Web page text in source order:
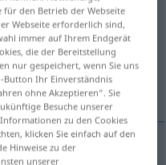
antippen)
den Betrieb der Webseite
Webseite erforderlich sind,
immer auf Ihrem Endgerät
die der Bereitstellung
nur gespeichert, wenn Sie uns
Button Ihr Einverständnis
ohne Akzeptieren“. Sie
Besuche unserer
zu den Cookies
klicken Sie einfach auf den
Hinweise zu der
unserer